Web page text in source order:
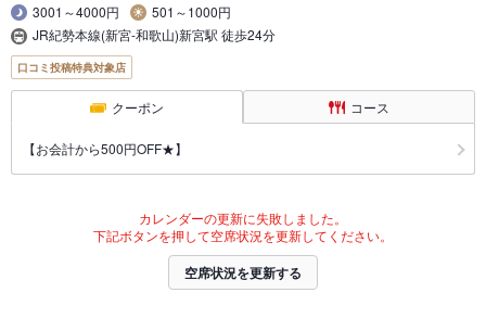
3001～4000円
501～1000円
JR紀勢本線(新宮-和歌山)新宮駅 徒歩24分
口コミ投稿特典対象店
クーポン コース
【お会計から500円OFF★】
カレンダーの更新に失敗しました。
下記ボタンを押して空席状況を更新してください。
空席状況を更新する